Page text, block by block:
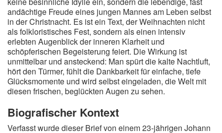
andächtige Freude eines jungen Mannes am Leben selbst
in der Christnacht. Es ist ein Text, der Weihnachten nicht
als folkloristisches Fest, sondern als einen intensiv
erlebten Augenblick der inneren Klarheit und
schöpferischen Begeisterung feiert. Die Wirkung ist
unmittelbar und ansteckend: Man spürt die kalte Nachtluft,
hört den Türmer, fühlt die Dankbarkeit für einfache, tiefe
Glücksmomente und wird selbst eingeladen, die Welt mit
diesen frischen, beglückten Augen zu sehen.
Biografischer Kontext
Verfasst wurde dieser Brief von einem 23-jährigen Johann